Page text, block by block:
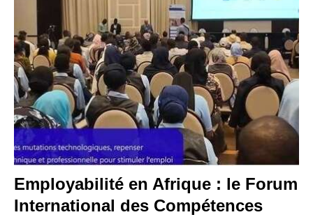
Employabilité en Afrique : le Forum
International des Compétences